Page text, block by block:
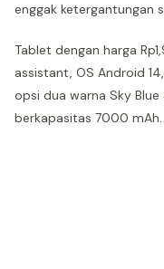
enggak ketergantungan
Tablet dengan harga
assistant, OS Android
opsi dua warna Sky
berkapasitas 7000 mAh.